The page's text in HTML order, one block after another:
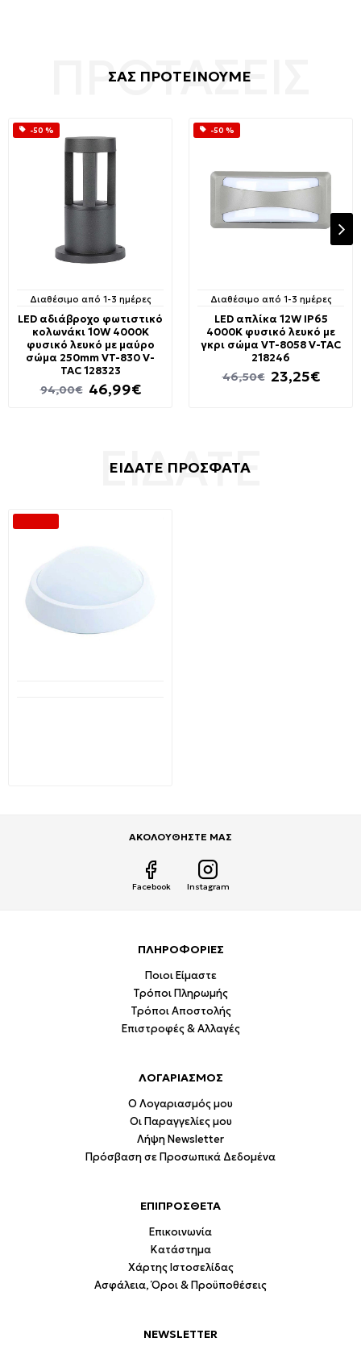
ΣΑΣ ΠΡΟΤΕΙΝΟΥΜΕ
-50 %
Διαθέσιμο από 1-3 ημέρες
LED αδιάβροχο φωτιστικό
κολωνάκι 10W 4000K
φυσικό λευκό με μαύρο
σώμα 250mm VT-830 V-
TAC 128323
46,99€
94,00€
-50 %
Διαθέσιμο από 1-3 ημέρες
LED απλίκα 12W IP65
4000K φυσικό λευκό με
γκρι σώμα VT-8058 V-TAC
218246
23,25€
46,50€
ΕΙΔΑΤΕ ΠΡΟΣΦΑΤΑ
ΑΚΟΛΟΥΘΗΣΤΕ ΜΑΣ
Facebook Instagram
ΠΛΗΡΟΦΟΡΙΕΣ
Ποιοι Είμαστε
Τρόποι Πληρωμής
Τρόποι Αποστολής
Επιστροφές & Αλλαγές
ΛΟΓΑΡΙΑΣΜΟΣ
Ο Λογαριασμός μου
Οι Παραγγελίες μου
Λήψη Newsletter
Πρόσβαση σε Προσωπικά Δεδομένα
ΕΠΙΠΡΟΣΘΕΤΑ
Επικοινωνία
Κατάστημα
Χάρτης Ιστοσελίδας
Ασφάλεια, Όροι & Προϋποθέσεις
NEWSLETTER